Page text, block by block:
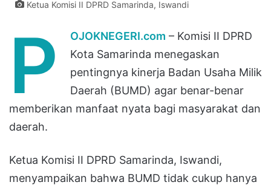
Ketua Komisi II DPRD Samarinda, Iswandi
P OJOKNEGERI.com – Komisi II DPRD
Kota Samarinda menegaskan
pentingnya kinerja Badan Usaha Milik
Daerah (BUMD) agar benar-benar
memberikan manfaat nyata bagi masyarakat dan
daerah.
Ketua Komisi II DPRD Samarinda, Iswandi,
menyampaikan bahwa BUMD tidak cukup hanya